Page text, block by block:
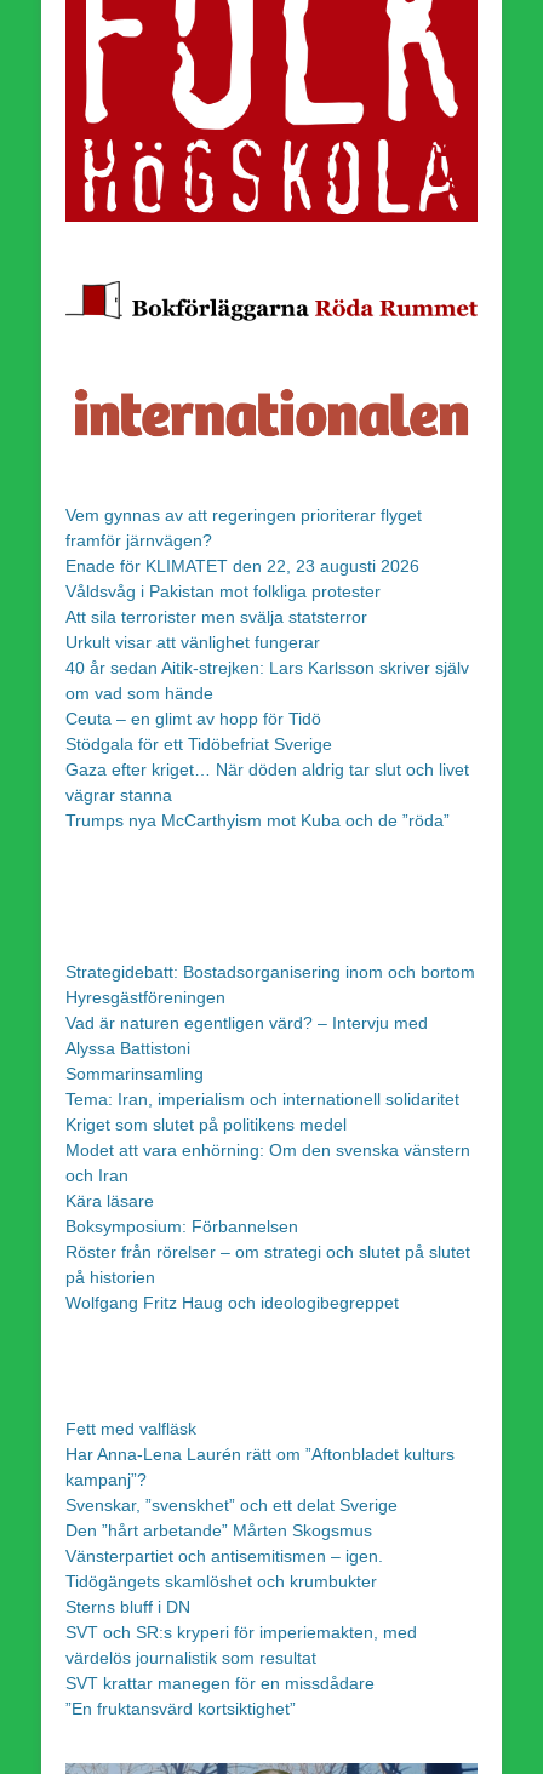
Vem gynnas av att regeringen prioriterar flyget
framför järnvägen?
Enade för KLIMATET den 22, 23 augusti 2026
Våldsvåg i Pakistan mot folkliga protester
Att sila terrorister men svälja statsterror
Urkult visar att vänlighet fungerar
40 år sedan Aitik-strejken: Lars Karlsson skriver själv
om vad som hände
Ceuta – en glimt av hopp för Tidö
Stödgala för ett Tidöbefriat Sverige
Gaza efter kriget… När döden aldrig tar slut och livet
vägrar stanna
Trumps nya McCarthyism mot Kuba och de ”röda”
Strategidebatt: Bostadsorganisering inom och bortom
Hyresgästföreningen
Vad är naturen egentligen värd? – Intervju med
Alyssa Battistoni
Sommarinsamling
Tema: Iran, imperialism och internationell solidaritet
Kriget som slutet på politikens medel
Modet att vara enhörning: Om den svenska vänstern
och Iran
Kära läsare
Boksymposium: Förbannelsen
Röster från rörelser – om strategi och slutet på slutet
på historien
Wolfgang Fritz Haug och ideologibegreppet
Fett med valfläsk
Har Anna-Lena Laurén rätt om ”Aftonbladet kulturs
kampanj”?
Svenskar, ”svenskhet” och ett delat Sverige
Den ”hårt arbetande” Mårten Skogsmus
Vänsterpartiet och antisemitismen – igen.
Tidögängets skamlöshet och krumbukter
Sterns bluff i DN
SVT och SR:s kryperi för imperiemakten, med
värdelös journalistik som resultat
SVT krattar manegen för en missdådare
”En fruktansvärd kortsiktighet”